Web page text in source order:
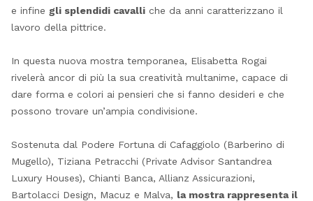
e infine gli splendidi cavalliche da anni caratterizzano il
lavoro della pittrice.
In questa nuova mostra temporanea, Elisabetta Rogai
rivelerà ancor di più la sua creatività multanime, capace di
dare forma e colori ai pensieri che si fanno desideri e che
possono trovare un’ampia condivisione.
Sostenuta dal Podere Fortuna di Cafaggiolo (Barberino di
Mugello), Tiziana Petracchi (Private Advisor Santandrea
Luxury Houses), Chianti Banca, Allianz Assicurazioni,
Bartolacci Design, Macuz e Malva, la mostra rappresenta il